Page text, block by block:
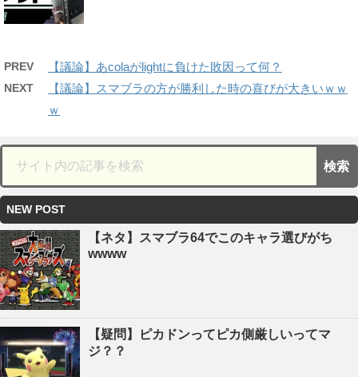
PREV 【議論】あcolaがlightに負けた敗因って何？
NEXT
【議論】スマブラの方が勝利した時の喜びが大きいｗｗ
ｗ
NEW POST
【ネタ】スマブラ64でこのキャラ選びがち
wwww
【疑問】ピカドンってピカ側厳しいってマ
ジ？？